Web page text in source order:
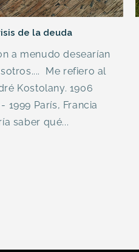
de la deuda
a menudo desearían
Me refiero al
Kostolany. 1906
1999 París, Francia
saber qué...